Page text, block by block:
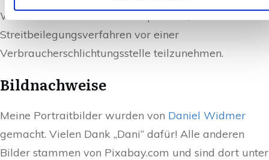
Wir sind nicht bereit oder verpflichtet, an
Streitbeilegungsverfahren vor einer
Verbraucherschlichtungsstelle teilzunehmen.
Bildnachweise
Meine Portraitbilder wurden von Daniel Widmer
gemacht. Vielen Dank „Dani“ dafür! Alle anderen
Bilder stammen von Pixabay.com und sind dort unter